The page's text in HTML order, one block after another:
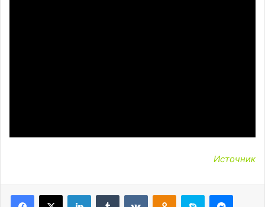
Источник
LinkedInTumblr ВконтактеОдноклассники
Skype